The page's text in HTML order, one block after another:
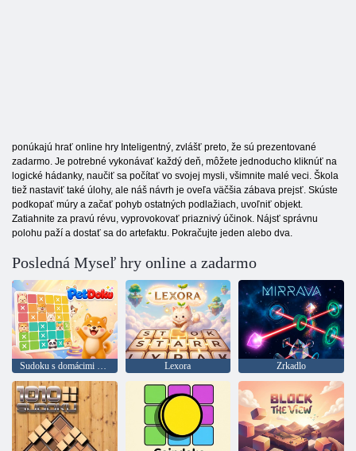
ponúkajú hrať online hry Inteligentný, zvlášť preto, že sú prezentované
zadarmo. Je potrebné vykonávať každý deň, môžete jednoducho kliknúť na
logické hádanky, naučiť sa počítať vo svojej mysli, všimnite malé veci. Škola
tiež nastaviť také úlohy, ale náš návrh je oveľa väčšia zábava prejsť. Skúste
podkopať múry a začať pohyb ostatných podlažiach, uvoľniť objekt.
Zatiahnite za pravú révu, vyprovokovať priaznivý účinok. Nájsť správnu
polohu paží a dostať sa do artefaktu. Pokračujte jeden alebo dva.
Posledná Myseľ hry online a zadarmo
Sudoku s domácimi miláčikmi" Lexora Zrkadlo